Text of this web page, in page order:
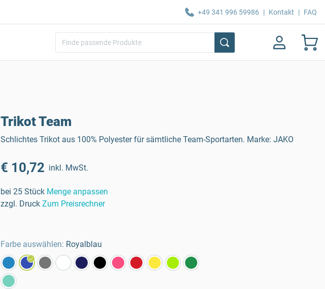
+49 341 996 59986 | Kontakt | FAQ
Trikot Team
Schlichtes Trikot aus 100% Polyester für sämtliche Team-Sportarten. Marke: JAKO
€ 10,72 inkl. MwSt.
bei 25 Stück Menge anpassen
zzgl. Druck Zum Preisrechner
Farbe auswählen: Royalblau